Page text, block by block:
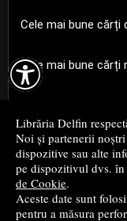

Librăria Delfin
Noi și partenerii
dispozitive sau alte
pe dispozitivul dvs.
de Cookie.
Aceste date sunt
pentru a măsura
Cele mai bune cărți
Cele mai bune cărți
Cele mai bune cărți
Top cărți beletristică